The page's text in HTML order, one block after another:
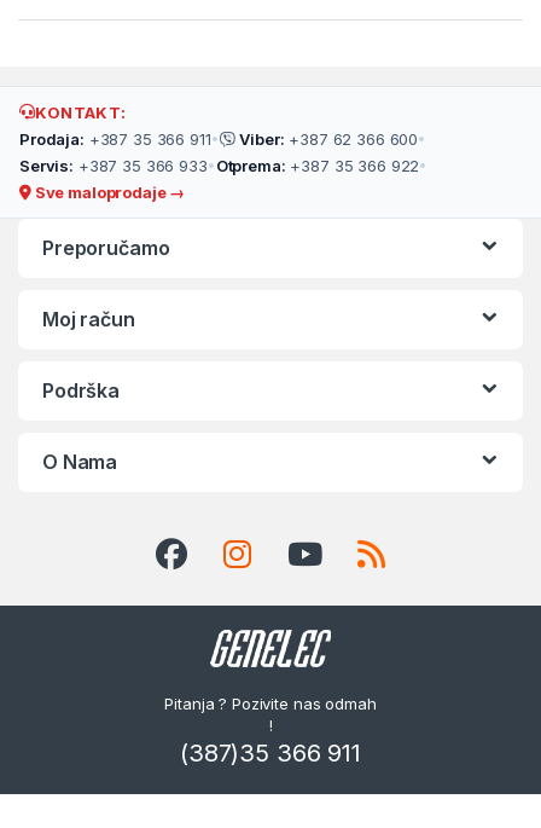
KONTAKT:
Prodaja: +387 35 366 911• Viber: +387 62 366 600•
Servis: +387 35 366 933• Otprema: +387 35 366 922•
Sve maloprodaje →
Preporučamo
Moj račun
Podrška
O Nama
Pitanja ? Pozivite nas odmah
!
(387)35 366 911